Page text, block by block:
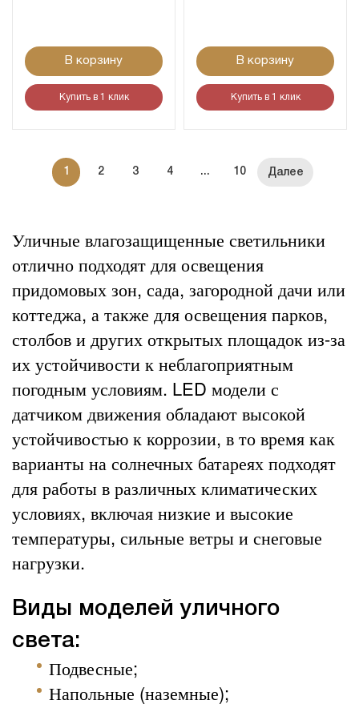
В корзину
Купить в 1 клик
В корзину
Купить в 1 клик
1 2 3 4 ... 10
Уличные влагозащищенные светильники
отлично подходят для освещения
придомовых зон, сада, загородной дачи или
коттеджа, а также для освещения парков,
столбов и других открытых площадок из-за
их устойчивости к неблагоприятным
погодным условиям. LED модели с
датчиком движения обладают высокой
устойчивостью к коррозии, в то время как
варианты на солнечных батареях подходят
для работы в различных климатических
условиях, включая низкие и высокие
температуры, сильные ветры и снеговые
нагрузки.
Виды моделей уличного
света:
Подвесные;
Напольные (наземные);